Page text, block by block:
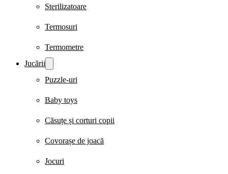
Sterilizatoare
Termosuri
Termometre
Jucării
Puzzle-uri
Baby toys
Căsuțe și corturi copii
Covorașe de joacă
Jocuri